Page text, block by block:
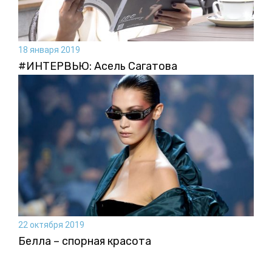
18 января 2019
#ИНТЕРВЬЮ: Асель Сагатова
22 октября 2019
Белла – спорная красота